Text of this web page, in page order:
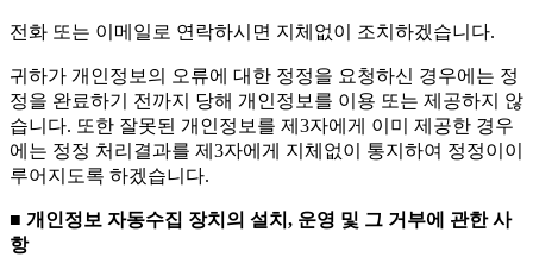
전화 또는 이메일로 연락하시면 지체없이 조치하겠습니다.
귀하가 개인정보의 오류에 대한 정정을 요청하신 경우에는 정
정을 완료하기 전까지 당해 개인정보를 이용 또는 제공하지 않
습니다. 또한 잘못된 개인정보를 제3자에게 이미 제공한 경우
에는 정정 처리결과를 제3자에게 지체없이 통지하여 정정이이
루어지도록 하겠습니다.
■ 개인정보 자동수집 장치의 설치, 운영 및 그 거부에 관한 사
항